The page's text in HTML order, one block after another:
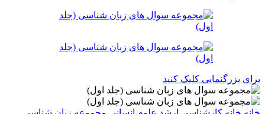
برای بزرگنمایی کلیک کنید